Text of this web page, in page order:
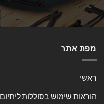
מפת אתר
ראשי
הוראות שימוש בסוללות ליתיום